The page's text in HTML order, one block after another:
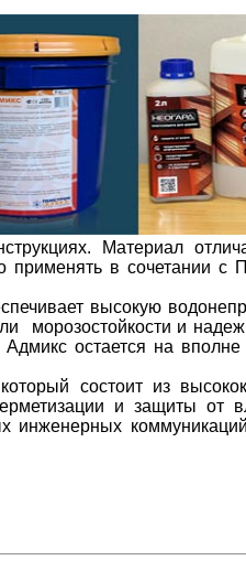
Материал
в сочетании с
высокую
морозостойкости и
остается на
состоит из
и защиты от
инженерных